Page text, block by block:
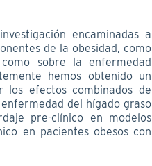
encaminadas a
de la obesidad, como
sobre la enfermedad
hemos obtenido un
efectos combinados de
del hígado graso
pre-clínico en modelos
en pacientes obesos con